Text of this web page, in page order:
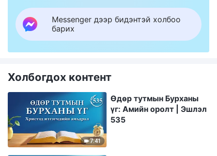
Messenger дээр бидэнтэй холбоо
барих
Холбогдох контент
7:41
Өдөр тутмын Бурханы
үг: Амийн оролт | Эшлэл
535